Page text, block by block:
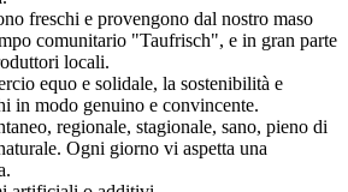
freschi e provengono dal nostro maso
comunitario "Taufrisch", e in gran parte
locali.
equo e solidale, la sostenibilità e
in modo genuino e convincente.
regionale, stagionale, sano, pieno di
Ogni giorno vi aspetta una